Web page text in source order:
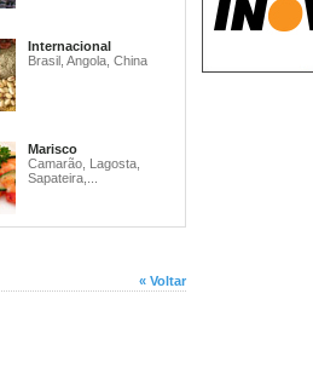
Internacional
Brasil, Angola, China
Marisco
Camarão, Lagosta,
Sapateira,...
« Voltar